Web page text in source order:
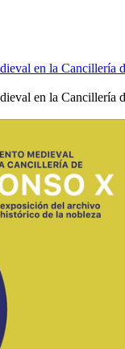
en la Cancillería
en la Cancillería